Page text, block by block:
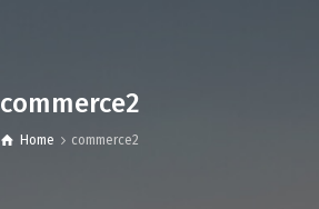
commerce2
Home commerce2